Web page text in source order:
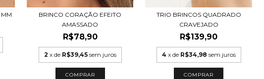
BRINCO CORAÇÃO EFEITO
AMASSADO
R$78,90
2 x de R$39,45 sem juros
COMPRAR
TRIO BRINCOS QUADRADO
CRAVEJADO
R$139,90
4 x de R$34,98 sem juros
COMPRAR